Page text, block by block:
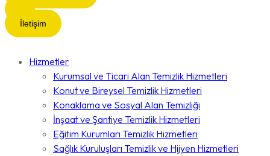
İletişim
Hizmetler
Kurumsal ve Ticari Alan Temizlik Hizmetleri
Konut ve Bireysel Temizlik Hizmetleri
Konaklama ve Sosyal Alan Temizliği
İnşaat ve Şantiye Temizlik Hizmetleri
Eğitim Kurumları Temizlik Hizmetleri
Sağlık Kuruluşları Temizlik ve Hijyen Hizmetleri